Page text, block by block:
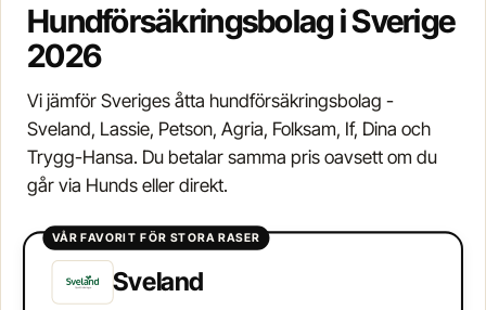
Hundförsäkringsbolag i Sverige
2026
Vi jämför Sveriges åtta hundförsäkringsbolag -
Sveland, Lassie, Petson, Agria, Folksam, If, Dina och
Trygg-Hansa. Du betalar samma pris oavsett om du
går via Hunds eller direkt.
VÅR FAVORIT FÖR STORA RASER
Sveland